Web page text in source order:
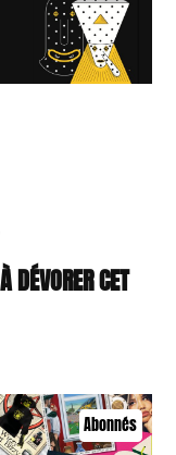
DÉVORER CET
Abonnés